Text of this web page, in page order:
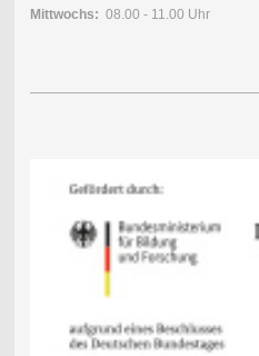
Mittwochs: 08.00 - 11.00 Uhr